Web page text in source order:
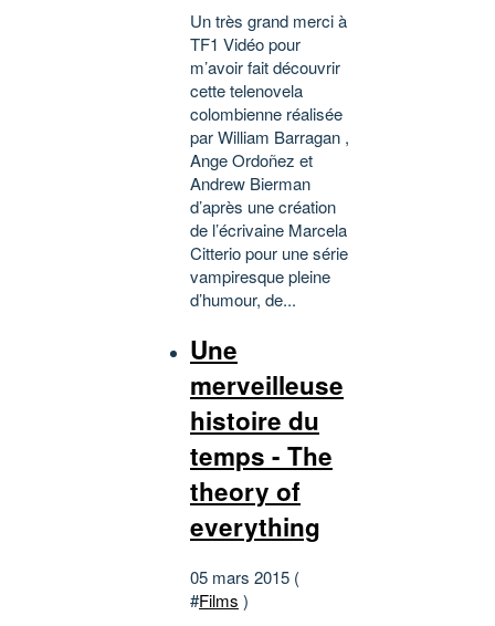
Un très grand merci à
TF1 Vidéo pour
m’avoir fait découvrir
cette telenovela
colombienne réalisée
par William Barragan ,
Ange Ordoñez et
Andrew Bierman
d’après une création
de l’écrivaine Marcela
Citterio pour une série
vampiresque pleine
d’humour, de...
Une
merveilleuse
histoire du
temps - The
theory of
everything
05 mars 2015 (
#Films )